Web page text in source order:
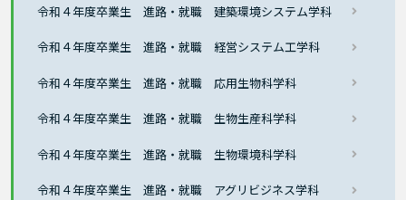
令和４年度卒業生 進路・就職 建築環境システム学科
令和４年度卒業生 進路・就職 経営システム工学科
令和４年度卒業生 進路・就職 応用生物科学科
令和４年度卒業生 進路・就職 生物生産科学科
令和４年度卒業生 進路・就職 生物環境科学科
令和４年度卒業生 進路・就職 アグリビジネス学科